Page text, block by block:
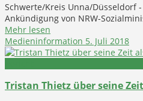
Schwerte/Kreis Unna/Düsseldorf
Ankündigung von NRW-
Mehr lesen
Medieninformation 5. Juli 2018
Tristan Thietz über seine